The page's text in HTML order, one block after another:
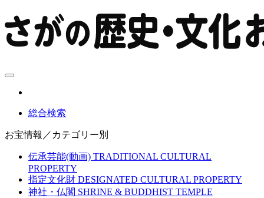
総合検索
お宝情報／カテゴリー別
伝承芸能(動画) TRADITIONAL CULTURAL
PROPERTY
指定文化財 DESIGNATED CULTURAL PROPERTY
神社・仏閣 SHRINE & BUDDHIST TEMPLE